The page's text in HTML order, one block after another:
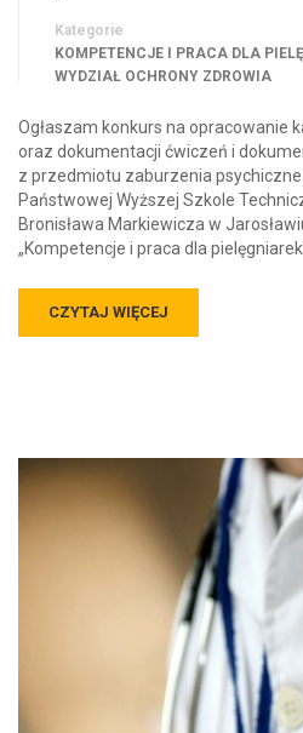
Kategorie
KOMPETENCJE I PRACA DLA
WYDZIAŁ OCHRONY ZDROWIA
Ogłaszam konkurs na opracowanie
oraz dokumentacji ćwiczeń i
z przedmiotu zaburzenia
Państwowej Wyższej Szkole
Bronisława Markiewicza w
„Kompetencje i praca dla
CZYTAJ WIĘCEJ